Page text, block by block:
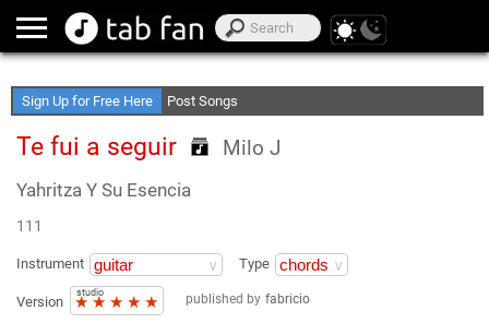
Sign Up for Free Here Post Songs
Te fui a seguir Milo J
Yahritza Y Su Esencia
111
Instrument Type
Version
studio
★★ ★ ★ ★ published by fabricio